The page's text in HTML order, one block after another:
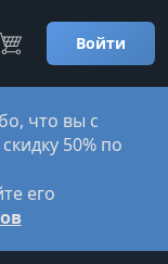
Войти
что вы с
50% по
его